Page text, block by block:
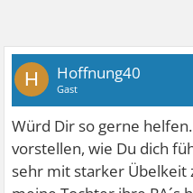
H Hoffnung40
Gast
Würd Dir so gerne
vorstellen, wie Du dich
sehr mit starker Übelkeit